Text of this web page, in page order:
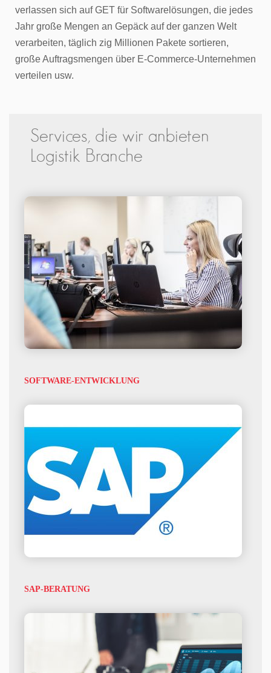
verlassen sich auf GET für Softwarelösungen, die jedes
Jahr große Mengen an Gepäck auf der ganzen Welt
verarbeiten, täglich zig Millionen Pakete sortieren,
große Auftragsmengen über E-Commerce-Unternehmen
verteilen usw.
Services, die wir anbieten
Logistik Branche
SOFTWARE-ENTWICKLUNG
SAP-BERATUNG